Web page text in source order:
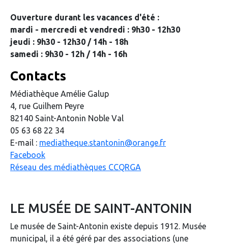
Ouverture durant les vacances d'été :
mardi - mercredi et vendredi : 9h30 - 12h30
jeudi : 9h30 - 12h30 / 14h - 18h
samedi : 9h30 - 12h / 14h - 16h
Contacts
Médiathèque Amélie Galup
4, rue Guilhem Peyre
82140 Saint-Antonin Noble Val
05 63 68 22 34
E-mail : mediatheque.stantonin@orange.fr
Facebook
Réseau des médiathèques CCQRGA
LE MUSÉE DE SAINT-ANTONIN
Le musée de Saint-Antonin existe depuis 1912. Musée
municipal, il a été géré par des associations (une